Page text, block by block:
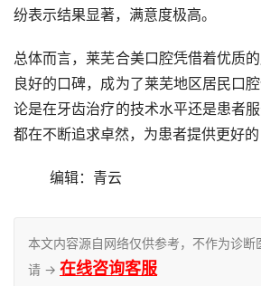
纷表示结果显著，满意度极高。
总体而言，莱芜合美口腔凭借着优质
良好的口碑，成为了莱芜地区居民口
论是在牙齿治疗的技术水平还是患者
都在不断追求卓然，为患者提供更好的
	编辑：青云
本文内容源自网络仅供参考，不作为诊断
请 → 在线咨询客服